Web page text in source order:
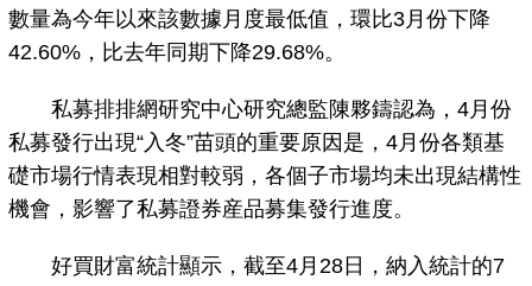
數量為今年以來該數據月度最低值，環比3月份下降
42.60%，比去年同期下降29.68%。
私募排排網研究中心研究總監陳夥鑄認為，4月份
私募發行出現“入冬”苗頭的重要原因是，4月份各類基
礎市場行情表現相對較弱，各個子市場均未出現結構性
機會，影響了私募證券産品募集發行進度。
好買財富統計顯示，截至4月28日，納入統計的7